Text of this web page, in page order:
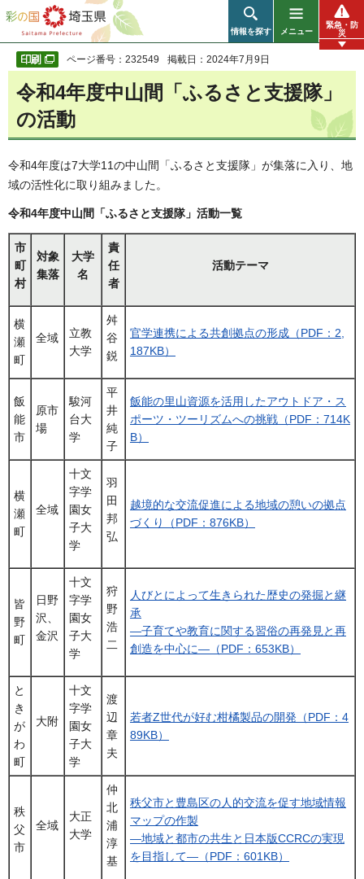
彩の国 埼玉県
情報を探す メニュー
緊急・防
災
ページ番号：232549 掲載日：2024年7月9日
令和4年度中山間「ふるさと支援隊」
の活動
令和4年度は7大学11の中山間「ふるさと支援隊」が集落に入り、地
域の活性化に取り組みました。
令和4年度中山間「ふるさと支援隊」活動一覧
市
町
村
対象
集落
大学
名
責
任
者
活動テーマ
横
瀬
町
全域
立教
大学
舛
谷
鋭
官学連携による共創拠点の形成（PDF：2,
187KB）
飯
能
市
原市
場
駿河
台大
学
平
井
純
子
飯能の里山資源を活用したアウトドア・ス
ポーツ・ツーリズムへの挑戦（PDF：714K
B）
横
瀬
町
全域
十文
字学
園女
子大
学
羽
田
邦
弘
越境的な交流促進による地域の憩いの拠点
づくり（PDF：876KB）
皆
野
町
日野
沢、
金沢
十文
字学
園女
子大
学
狩
野
浩
二
人びとによって生きられた歴史の発掘と継
承
―子育てや教育に関する習俗の再発見と再
創造を中心に―（PDF：653KB）
と
き
が
わ
町
大附
十文
字学
園女
子大
学
渡
辺
章
夫
若者Z世代が好む柑橘製品の開発（PDF：4
89KB）
秩
父
市
全域
大正
大学
仲
北
浦
淳
基
秩父市と豊島区の人的交流を促す地域情報
マップの作製
―地域と都市の共生と日本版CCRCの実現
を目指して―（PDF：601KB）